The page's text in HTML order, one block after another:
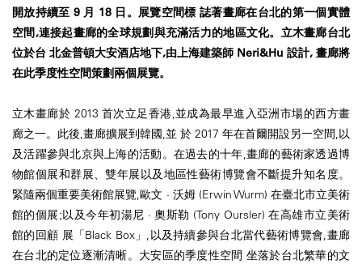
開放持續至 9 月 18 日。展覽空間標 誌著畫廊在台北的第一個實體
空間,連接起畫廊的全球規劃與充滿活力的地區文化。立木畫廊台北
位於台 北金普頓大安酒店地下,由上海建築師 Neri&Hu 設計, 畫廊將
在此季度性空間策劃兩個展覽。
立木畫廊於 2013 首次立足香港,並成為最早進入亞洲市場的西方畫
廊之一。此後,畫廊擴展到韓國,並 於 2017 年在首爾開設另一空間,以
及活躍參與北京與上海的活動。在過去的十年,畫廊的藝術家透過博
物館個展和群展、雙年展以及地區性藝術博覽會不斷提升知名度。
緊隨兩個重要美術館展覽,歐文 · 沃姆 (Erwin Wurm) 在臺北市立美術
館的個展;以及今年初湯尼 · 奧斯勒 (Tony Oursler) 在高雄市立美術
館的回顧 展「Black Box」,以及持續參與台北當代藝術博覽會,畫廊
在台北的定位逐漸清晰。大安區的季度性空間 坐落於台北繁華的文